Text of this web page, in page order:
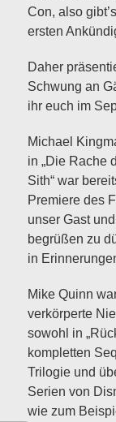
Con, also
ersten
Daher
Schwung an
ihr euch im
Michael
in „Die Rache
Sith“ war
Premiere des
unser Gast
begrüßen zu
in
Mike Quinn
verkörperte
sowohl in
kompletten
Trilogie und
Serien von
wie zum